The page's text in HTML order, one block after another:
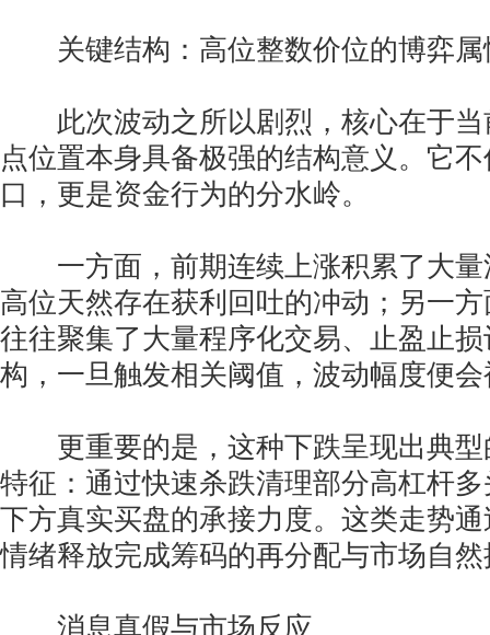
关键结构：高位整数价位的博弈属
此次波动之所以剧烈，核心在于当
点位置本身具备极强的结构意义。它
口，更是资金行为的分水岭。
一方面，前期连续上涨积累了大量
高位天然存在获利回吐的冲动；另一
往往聚集了大量程序化交易、止盈止
构，一旦触发相关阈值，波动幅度便
更重要的是，这种下跌呈现出典型
特征：通过快速杀跌清理部分高杠杆
下方真实买盘的承接力度。这类走势
情绪释放完成筹码的再分配与市场自
消息真假与市场反应